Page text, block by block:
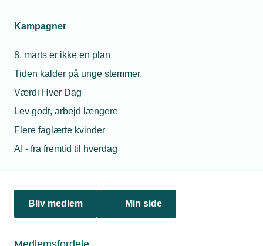
Kampagner
8. marts er ikke en plan
Tiden kalder på unge stemmer.
Værdi Hver Dag
Lev godt, arbejd længere
Flere faglærte kvinder
AI - fra fremtid til hverdag
Bliv medlem Min side
Politik & analyse
jura@tekniq.dk
tekniq@tekniq.dk